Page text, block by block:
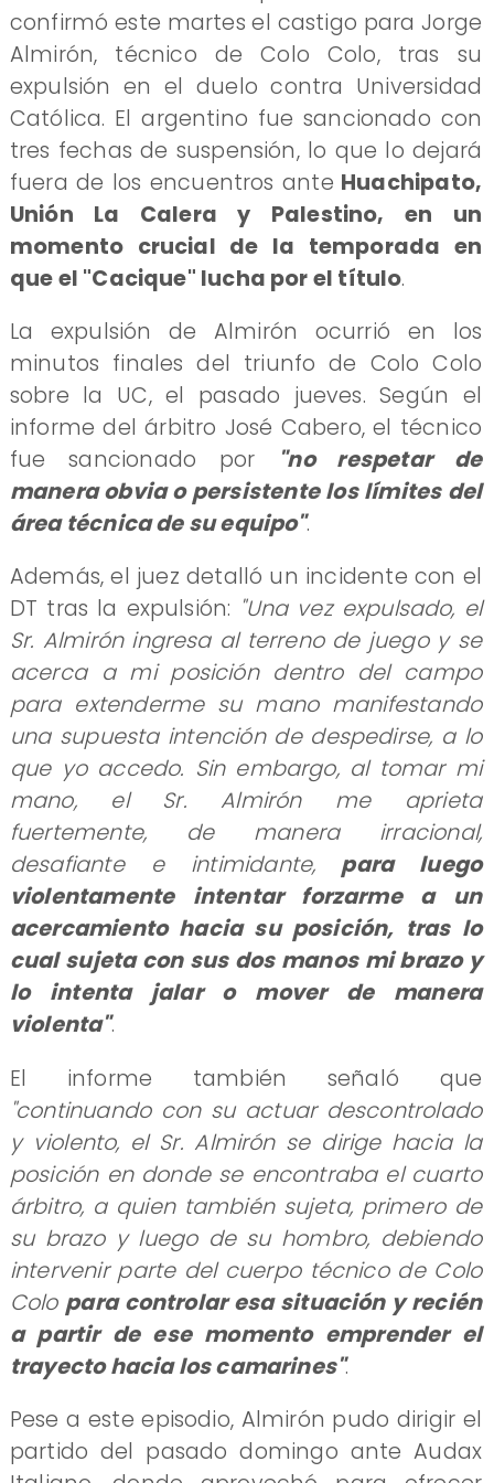
confirmó este martes el castigo para Jorge
Almirón, técnico de Colo Colo, tras su
expulsión en el duelo contra Universidad
Católica. El argentino fue sancionado con
tres fechas de suspensión, lo que lo dejará
fuera de los encuentros ante Huachipato,
Unión La Calera y Palestino, en un
momento crucial de la temporada en
que el "Cacique" lucha por el título.
La expulsión de Almirón ocurrió en los
minutos finales del triunfo de Colo Colo
sobre la UC, el pasado jueves. Según el
informe del árbitro José Cabero, el técnico
fue sancionado por
"no respetar de
manera obvia o persistente los límites del
área técnica de su equipo".
Además, el juez detalló un incidente con el
DT tras la expulsión: "Una vez expulsado, el
Sr. Almirón ingresa al terreno de juego y se
acerca a mi posición dentro del campo
para extenderme su mano manifestando
una supuesta intención de despedirse, a lo
que yo accedo. Sin embargo, al tomar mi
mano, el Sr. Almirón me aprieta
fuertemente, de manera irracional,
desafiante e intimidante, para luego
violentamente intentar forzarme a un
acercamiento hacia su posición, tras lo
cual sujeta con sus dos manos mi brazo y
lo intenta jalar o mover de manera
violenta".
El informe también señaló que
"continuando con su actuar descontrolado
y violento, el Sr. Almirón se dirige hacia la
posición en donde se encontraba el cuarto
árbitro, a quien también sujeta, primero de
su brazo y luego de su hombro, debiendo
intervenir parte del cuerpo técnico de Colo
Colo para controlar esa situación y recién
a partir de ese momento emprender el
trayecto hacia los camarines".
Pese a este episodio, Almirón pudo dirigir el
partido del pasado domingo ante Audax